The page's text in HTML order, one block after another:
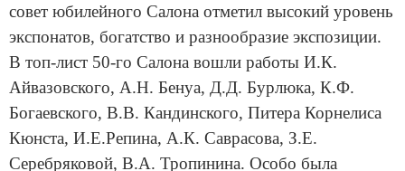
совет юбилейного Салона отметил высокий уровень
экспонатов, богатство и разнообразие экспозиции.
В топ-лист 50-го Салона вошли работы И.К.
Айвазовского, А.Н. Бенуа, Д.Д. Бурлюка, К.Ф.
Богаевского, В.В. Кандинского, Питера Корнелиса
Кюнста, И.Е.Репина, А.К. Саврасова, З.Е.
Серебряковой, В.А. Тропинина. Особо была